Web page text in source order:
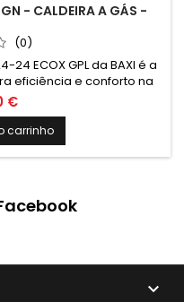
- CALDEIRA A GÁS -
(0)
24 ECOX GPL da BAXI é a
eficiência e conforto na
EcoX, garante um
proporcionando
qualquer divisão.
€
carrinho
